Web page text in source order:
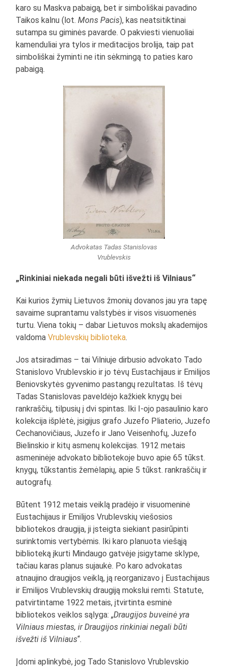
karo su Maskva pabaigą, bet ir simboliškai pavadino
Taikos kalnu (lot.Mons Pacis), kas neatsitiktinai
sutampa su giminės pavarde. O pakviesti vienuoliai
kamenduliai yra tylos ir meditacijos brolija, taip pat
simboliškai žyminti ne itin sėkmingą to paties karo
pabaigą.
Advokatas Tadas Stanislovas
Vrublevskis
„Rinkiniai niekada negali būti išvežti iš Vilniaus“
Kai kurios žymių Lietuvos žmonių dovanos jau yra tapę
savaime suprantamu valstybės ir visos visuomenės
turtu. Viena tokių – dabar Lietuvos mokslų akademijos
valdomaVrublevskių biblioteka.
Jos atsiradimas – tai Vilniuje dirbusio advokato Tado
Stanislovo Vrublevskio ir jo tėvų Eustachijaus ir Emilijos
Beniovskytės gyvenimo pastangų rezultatas. Iš tėvų
Tadas Stanislovas paveldėjo kažkiek knygų bei
rankraščių, tilpusių į dvi spintas. Iki I-ojo pasaulinio karo
kolekcija išplėtė, įsigijus grafo Juzefo Pliaterio, Juzefo
Cechanovičiaus, Juzefo ir Jano Veisenhofų, Juzefo
Bielinskio ir kitų asmenų kolekcijas. 1912 metais
asmeninėje advokato bibliotekoje buvo apie 65 tūkst.
knygų, tūkstantis žemėlapių, apie 5 tūkst. rankraščių ir
autografų.
Būtent 1912 metais veiklą pradėjo ir visuomeninė
Eustachijaus ir Emilijos Vrublevskių viešosios
bibliotekos draugija, ji įsteigta siekiant pasirūpinti
surinktomis vertybėmis. Iki karo planuota viešąją
biblioteką įkurti Mindaugo gatvėje įsigytame sklype,
tačiau karas planus sujaukė. Po karo advokatas
atnaujino draugijos veiklą, ją reorganizavo į Eustachijaus
ir Emilijos Vrublevskių draugiją mokslui remti. Statute,
patvirtintame 1922 metais, įtvirtinta esminė
bibliotekos veiklos sąlyga: „Draugijos buveinė yra
Vilniaus miestas, ir Draugijos rinkiniai negali būti
išvežti iš Vilniaus“.
Įdomi aplinkybė, jog Tado Stanislovo Vrublevskio